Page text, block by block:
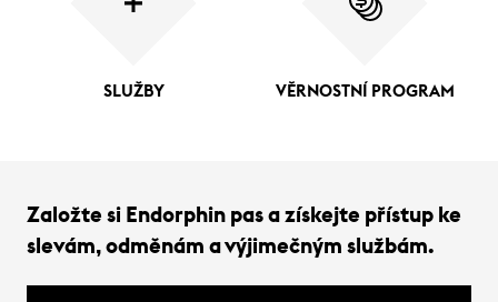
SLUŽBY VĚRNOSTNÍ PROGRAM
Založte si Endorphin pas a získejte přístup ke
slevám, odměnám a výjimečným službám.